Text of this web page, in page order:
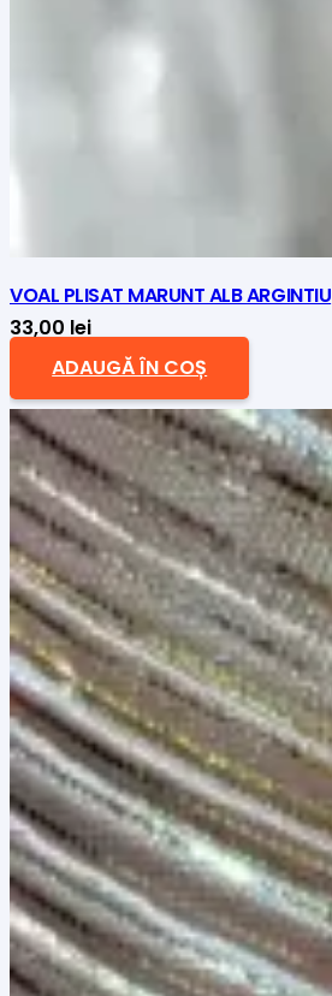
VOAL PLISAT MARUNT ALB ARGINTIU
33,00 lei
ADAUGĂ ÎN COȘ